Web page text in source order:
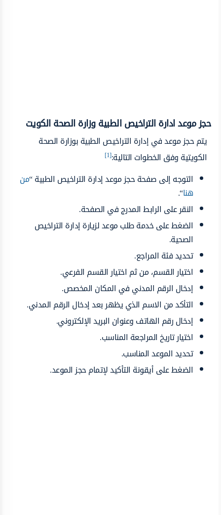
حجز موعد ادارة التراخيص الطبية وزارة الصحة الكويت
يتم حجز موعد في إدارة التراخيص الطبية بوزارة الصحة
الكويتية وفق الخطوات التالية:[1]
التوجه إلى صفحة حجز موعد إدارة التراخيص الطبية “من
هنا“.
النقر على الرابط المدرج في الصفحة.
الضغط على خدمة طلب موعد لزيارة إدارة التراخيص
الصحية.
تحديد فئة المراجع.
اختيار القسم، من ثم اختيار القسم الفرعي.
إدخال الرقم المدني في المكان المخصص.
التأكد من الاسم الذي يظهر بعد إدخال الرقم المدني.
إدخال رقم الهاتف وعنوان البريد الإلكتروني.
اختيار تاريخ المراجعة المناسب.
تحديد الموعد المناسب.
الضغط على أيقونة التأكيد لإتمام حجز الموعد.